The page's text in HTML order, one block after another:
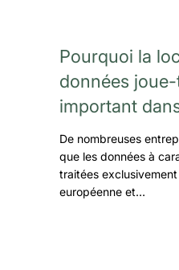
Pourquoi la
données
important
De nombreuses
que les données à
traitées
européenne et…